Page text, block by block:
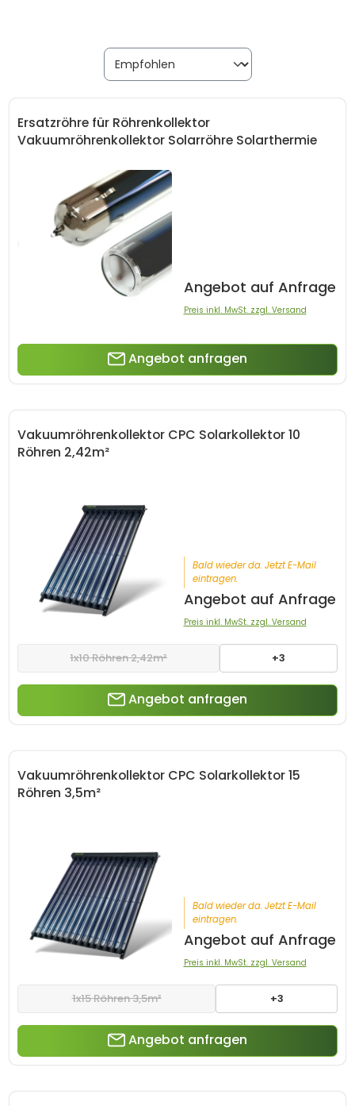
Ersatzröhre für Röhrenkollektor
Vakuumröhrenkollektor Solarröhre Solarthermie
Angebot auf Anfrage
Preis inkl. MwSt. zzgl. Versand
Angebot anfragen
Vakuumröhrenkollektor CPC Solarkollektor 10
Röhren 2,42m²
1x10 Röhren 2,42m² +3
Bald wieder da. Jetzt E-Mail
eintragen.
Angebot auf Anfrage
Preis inkl. MwSt. zzgl. Versand
Angebot anfragen
Vakuumröhrenkollektor CPC Solarkollektor 15
Röhren 3,5m²
1x15 Röhren 3,5m² +3
Bald wieder da. Jetzt E-Mail
eintragen.
Angebot auf Anfrage
Preis inkl. MwSt. zzgl. Versand
Angebot anfragen